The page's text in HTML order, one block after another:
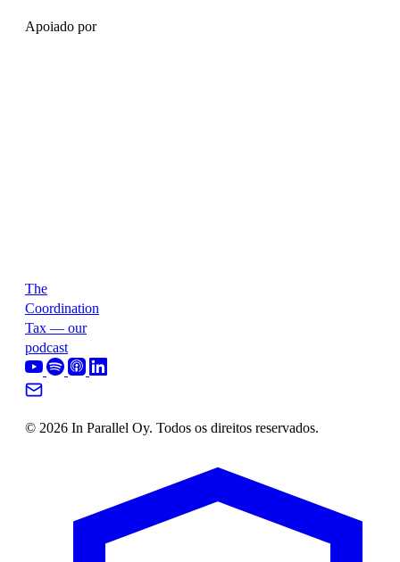
Apoiado por
The
Coordination
Tax — our
podcast
© 2026 In Parallel Oy. Todos os direitos reservados.